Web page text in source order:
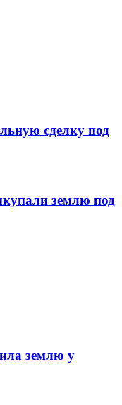
сделку под
землю под
землю у